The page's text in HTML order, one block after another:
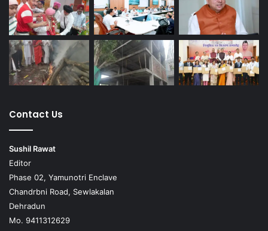
Contact Us
Sushil Rawat
Editor
Phase 02, Yamunotri Enclave
Chandrbni Road, Sewlakalan
Dehradun
Mo. 9411312629